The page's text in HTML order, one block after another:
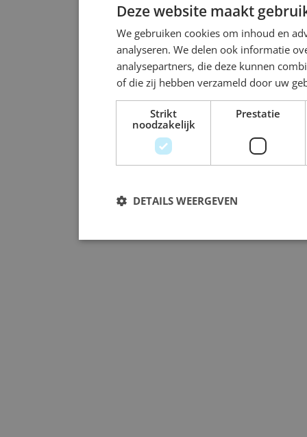
Deze website maakt
We gebruiken cookies om inhoud en
analyseren. We delen ook informatie
analysepartners, die deze kunnen
of die zij hebben verzameld door uw
Strikt
noodzakelijk
Prestatie
DETAILS WEERGEVEN